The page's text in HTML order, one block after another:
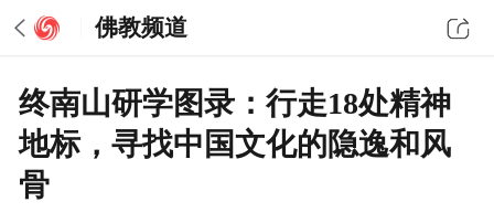
佛教频道
终南山研学图录：行走18处精神
地标，寻找中国文化的隐逸和风
骨